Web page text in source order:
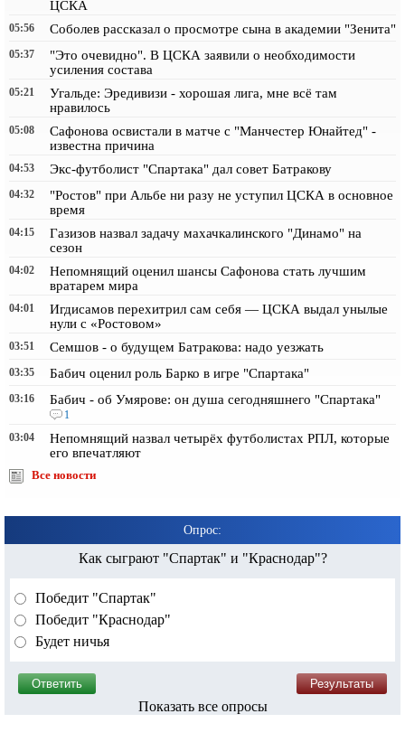
ЦСКА
05:56 Соболев рассказал о просмотре сына в академии "Зенита"
05:37
"Это очевидно". В ЦСКА заявили о необходимости
усиления состава
05:21
Угальде: Эредивизи - хорошая лига, мне всё там
нравилось
05:08
Сафонова освистали в матче с "Манчестер Юнайтед" -
известна причина
04:53 Экс-футболист "Спартака" дал совет Батракову
04:32
"Ростов" при Альбе ни разу не уступил ЦСКА в основное
время
04:15
Газизов назвал задачу махачкалинского "Динамо" на
сезон
04:02
Непомнящий оценил шансы Сафонова стать лучшим
вратарем мира
04:01
Игдисамов перехитрил сам себя — ЦСКА выдал унылые
нули с «Ростовом»
03:51 Семшов - о будущем Батракова: надо уезжать
03:35 Бабич оценил роль Барко в игре "Спартака"
03:16 Бабич - об Умярове: он душа сегодняшнего "Спартака"
1
03:04
Непомнящий назвал четырёх футболистах РПЛ, которые
его впечатляют
Все новости
Опрос:
Как сыграют "Спартак" и "Краснодар"?
Победит "Спартак"
Победит "Краснодар"
Будет ничья
Показать все опросы